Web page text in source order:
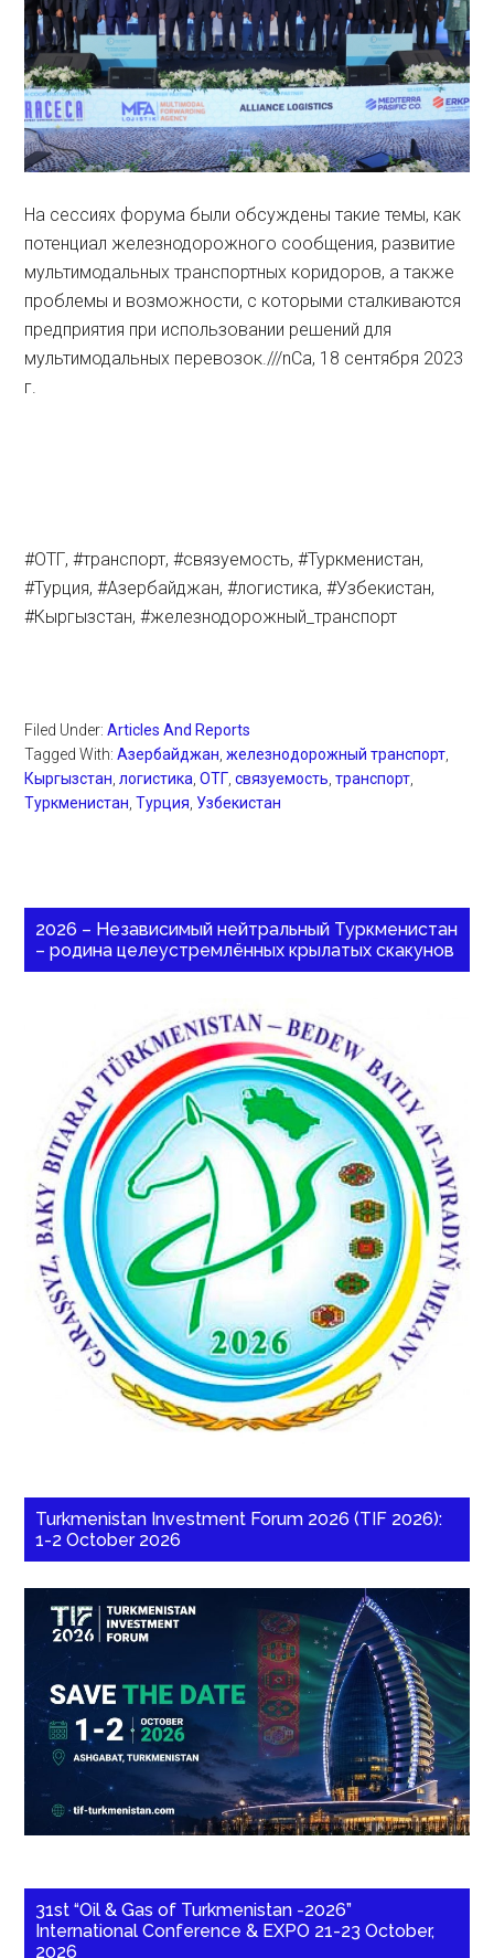
На сессиях форума были обсуждены такие темы, как
потенциал железнодорожного сообщения, развитие
мультимодальных транспортных коридоров, а также
проблемы и возможности, с которыми сталкиваются
предприятия при использовании решений для
мультимодальных перевозок.///nCa, 18 сентября 2023
г.
#ОТГ, #транспорт, #связуемость, #Туркменистан,
#Турция, #Азербайджан, #логистика, #Узбекистан,
#Кыргызстан, #железнодорожный_транспорт
Filed Under:Articles And Reports
Tagged With:Азербайджан,железнодорожный транспорт,
Кыргызстан,логистика,ОТГ,связуемость,транспорт,
Туркменистан,Турция, Узбекистан
2026 – Независимый нейтральный Туркменистан
– родина целеустремлённых крылатых скакунов
Turkmenistan Investment Forum 2026 (TIF 2026):
1-2 October 2026
31st “Oil & Gas of Turkmenistan -2026”
International Conference & EXPO 21-23 October,
2026